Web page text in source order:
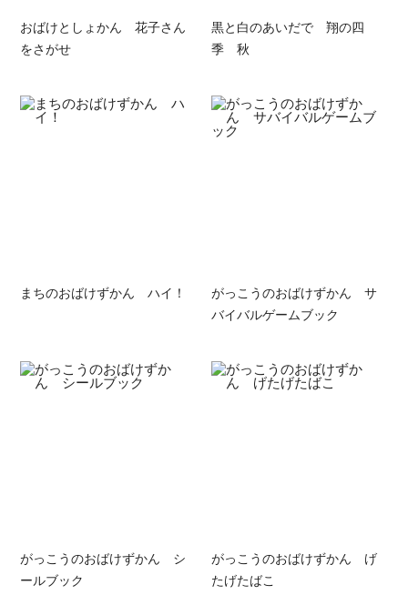
おばけとしょかん 花子さん
をさがせ
黒と白のあいだで 翔の四
季 秋
まちのおばけずかん ハイ！
がっこうのおばけずかん サ
バイバルゲームブック
がっこうのおばけずかん シ
ールブック
がっこうのおばけずかん げ
たげたばこ